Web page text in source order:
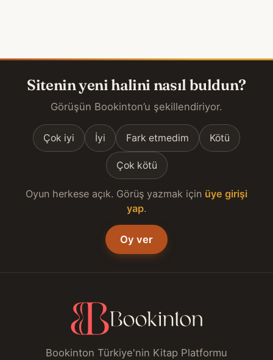
Sitenin yeni halini nasıl buldun?
Görüşün Bookinton’u şekillendiriyor.
Çok iyi İyi Fark etmedim Kötü
Çok kötü
Oyun herkese açık. Görüş yazmak için üye girişi
yap.
Oy ver
Bookinton Türkiye'nin Kitap Platformu